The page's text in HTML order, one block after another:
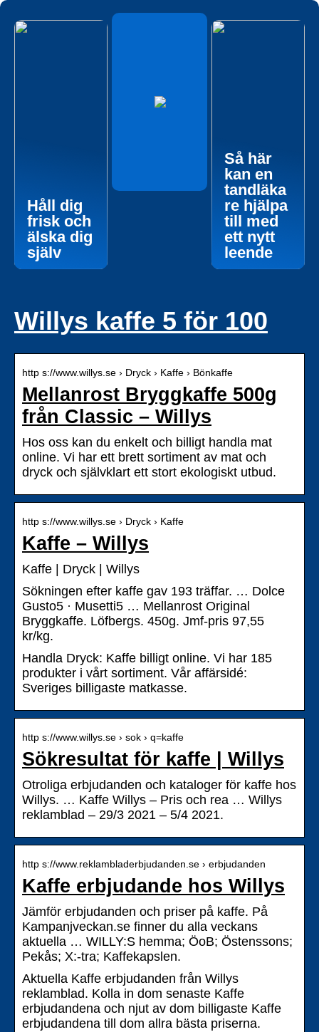
Håll dig
frisk och
älska dig
själv
Så här
kan en
tandläka
re hjälpa
till med
ett nytt
leende
Willys kaffe 5 för 100
http s://www.willys.se › Dryck › Kaffe › Bönkaffe
Mellanrost Bryggkaffe 500g
från Classic – Willys
Hos oss kan du enkelt och billigt handla mat
online. Vi har ett brett sortiment av mat och
dryck och självklart ett stort ekologiskt utbud.
http s://www.willys.se › Dryck › Kaffe
Kaffe – Willys
Kaffe | Dryck | Willys
Sökningen efter kaffe gav 193 träffar. … Dolce
Gusto5 · Musetti5 … Mellanrost Original
Bryggkaffe. Löfbergs. 450g. Jmf-pris 97,55
kr/kg.
Handla Dryck: Kaffe billigt online. Vi har 185
produkter i vårt sortiment. Vår affärsidé:
Sveriges billigaste matkasse.
http s://www.willys.se › sok › q=kaffe
Sökresultat för kaffe | Willys
Otroliga erbjudanden och kataloger för kaffe hos
Willys. … Kaffe Willys – Pris och rea … Willys
reklamblad – 29/3 2021 – 5/4 2021.
http s://www.reklambladerbjudanden.se › erbjudanden
Kaffe erbjudande hos Willys
Jämför erbjudanden och priser på kaffe. På
Kampanjveckan.se finner du alla veckans
aktuella … WILLY:S hemma; ÖoB; Östenssons;
Pekås; X:-tra; Kaffekapslen.
Aktuella Kaffe erbjudanden från Willys
reklamblad. Kolla in dom senaste Kaffe
erbjudandena och njut av dom billigaste Kaffe
erbjudandena till dom allra bästa priserna.